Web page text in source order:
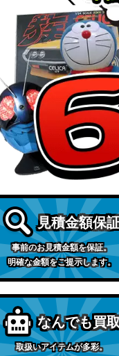
見積金額保
事前のお見積金額を保証。
明確な金額をご提示します。
なんでも買
取扱いアイテムが多彩。